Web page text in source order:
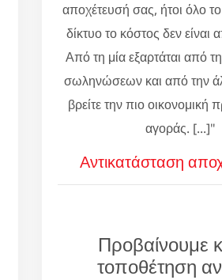
αποχέτευσή σας, ήτοι όλο
δίκτυο το κόστος δεν είναι
Από τη μία εξαρτάται από
σωληνώσεων και από την
βρείτε την πιο οικονομική
αγοράς. [...]"
Αντικατάσταση
Προβαίνουμε
τοποθέτηση